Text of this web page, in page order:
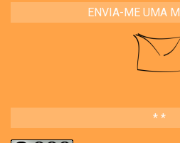
ENVIA-ME UMA
* *